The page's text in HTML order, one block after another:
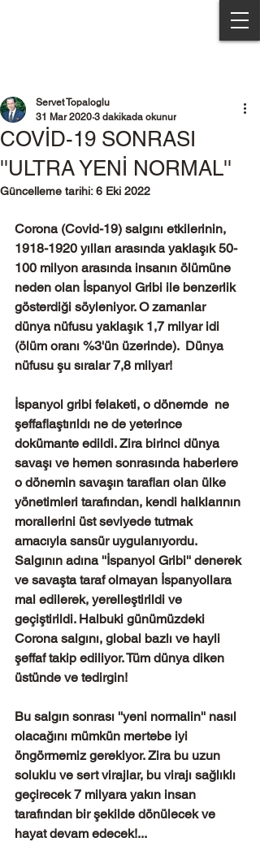
COVİD-19 SONRASI
''ULTRA YENİ NORMAL''
Servet Topaloglu
31 Mar 2020 3 dakikada okunur
Güncelleme tarihi:6 Eki 2022
Corona (Covid-19) salgını etkilerinin,
1918-1920 yılları arasında yaklaşık 50-
100 milyon arasında insanın ölümüne
neden olan İspanyol Gribi ile benzerlik
gösterdiği söyleniyor. O zamanlar
dünya nüfusu yaklaşık 1,7 milyar idi
(ölüm oranı %3'ün üzerinde).  Dünya
nüfusu şu sıralar 7,8 milyar!
İspanyol gribi felaketi, o dönemde  ne
şeffaflaştırıldı ne de yeterince
dokümante edildi. Zira birinci dünya
savaşı ve hemen sonrasında haberlere
o dönemin savaşın tarafları olan ülke
yönetimleri tarafından, kendi halklarının
morallerini üst seviyede tutmak
amacıyla sansür uygulanıyordu.
Salgının adına ''İspanyol Gribi'' denerek
ve savaşta taraf olmayan İspanyollara
mal edilerek, yerelleştirildi ve
geçiştirildi. Halbuki günümüzdeki
Corona salgını, global bazlı ve hayli
şeffaf takip ediliyor. Tüm dünya diken
üstünde ve tedirgin!
Bu salgın sonrası ''yeni normalin'' nasıl
olacağını mümkün mertebe iyi
öngörmemiz gerekiyor. Zira bu uzun
soluklu ve sert virajlar, bu virajı sağlıklı
geçirecek 7 milyara yakın insan
tarafından bir şekilde dönülecek ve
hayat devam edecek!...